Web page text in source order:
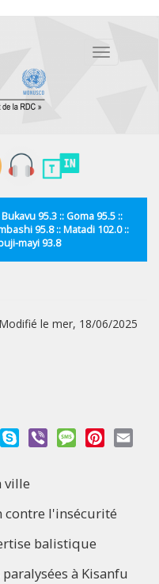
Toggle
95.3 :: Goma 95.5 ::
95.8 :: Matadi 102.0 ::
mayi 93.8
le mer, 18/06/2025
WhatsApp
Skype Viber MessagePinterest
ville
contre l'insécurité
balistique
à Kisanfu